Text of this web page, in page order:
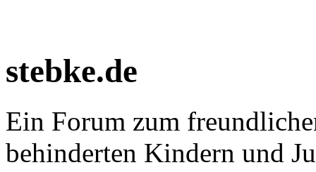
stebke.de
Ein Forum zum
behinderten Kindern und